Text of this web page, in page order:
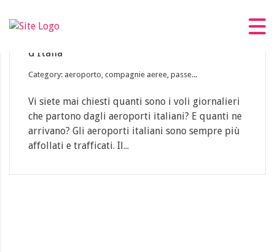
20
d’Italia
Category: aeroporto, compagnie aeree, passe...
Vi siete mai chiesti quanti sono i voli giornalieri
che partono dagli aeroporti italiani? E quanti ne
arrivano? Gli aeroporti italiani sono sempre più
affollati e trafficati. Il...